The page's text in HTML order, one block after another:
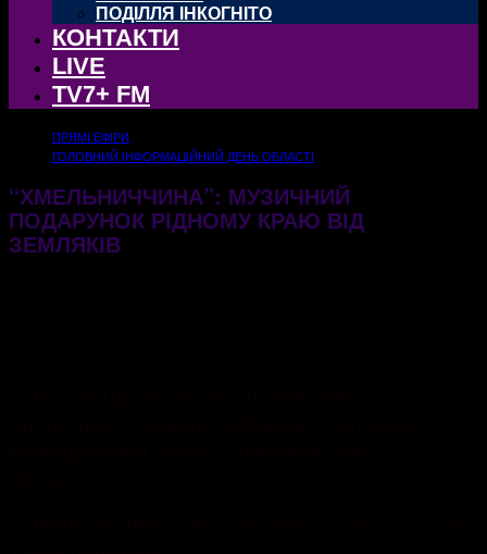
ПОДІЛЛЯ ІНКОГНІТО
КОНТАКТИ
LIVE
TV7+ FM
ПРЯМІ ЕФІРИ
ГОЛОВНИЙ ІНФОРМАЦІЙНИЙ ДЕНЬ ОБЛАСТІ
“ХМЕЛЬНИЧЧИНА”: МУЗИЧНИЙ
ПОДАРУНОК РІДНОМУ КРАЮ ВІД
ЗЕМЛЯКІВ